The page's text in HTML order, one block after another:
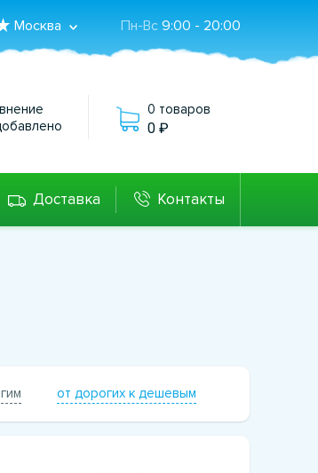
Пн-Вс 9:00 - 20:00
Москва
0 товаров
0
Доставка Контакты
от дорогих к дешевым